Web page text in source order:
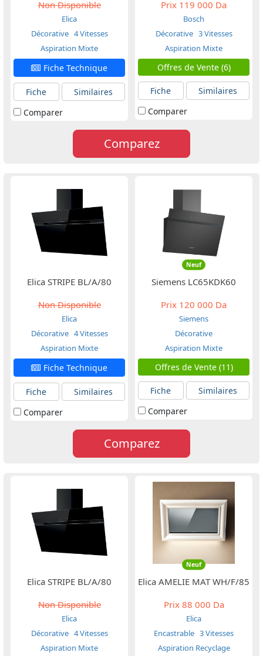
Non Disponible
Elica
Décorative 4 Vitesses
Aspiration Mixte
Fiche Technique
Fiche
Similaires
Comparer
Prix 119 000 Da
Bosch
Décorative 3 Vitesses
Aspiration Mixte
Offres de Vente (6)
Fiche
Similaires
Comparer
Comparez
Elica STRIPE BL/A/80
Non Disponible
Elica
Décorative 4 Vitesses
Aspiration Mixte
Fiche Technique
Fiche
Similaires
Comparer
Neuf
Siemens LC65KDK60
Prix 120 000 Da
Siemens
Décorative
Aspiration Mixte
Offres de Vente (11)
Fiche
Similaires
Comparer
Comparez
Elica STRIPE BL/A/80
Non Disponible
Elica
Décorative 4 Vitesses
Aspiration Mixte
Neuf
Elica AMELIE MAT WH/F/85
Prix88 000 Da
Elica
Encastrable 3 Vitesses
Aspiration Recyclage